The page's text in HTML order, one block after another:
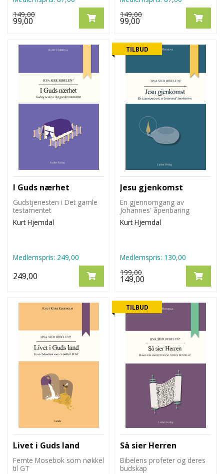
149,00
99,00
149,00
99,00
I Guds nærhet
Gudstjenesten i Det gamle
testamentet
Kurt Hjemdal
Medlemspris: 249,00
249,00
TILBUD
Jesu gjenkomst
En gjennomgang av
Johannes' åpenbaring
Kurt Hjemdal
Medlemspris: 130,00
199,00
149,00
Livet i Guds land
Femte Mosebok som nøkkel
til GT
TILBUD
Så sier Herren
Bibelens profeter og deres
budskap